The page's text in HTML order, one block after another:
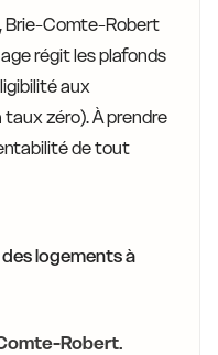
Brie-Comte-Robert
régit les plafonds
aux
zéro). À prendre
de tout
logements à
Robert.